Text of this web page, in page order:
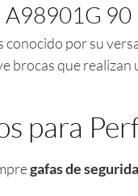
A98901G
conocido por su
brocas que
para
gafas de